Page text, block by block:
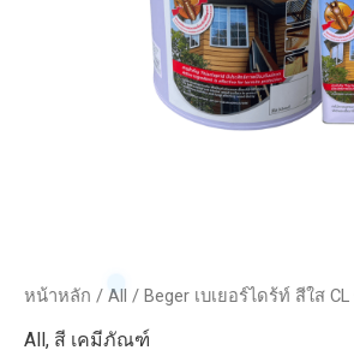
หน้าหลัก / All / Beger เบเยอร์ไดร้ท์ สีใส
All, สี เคมีภัณฑ์